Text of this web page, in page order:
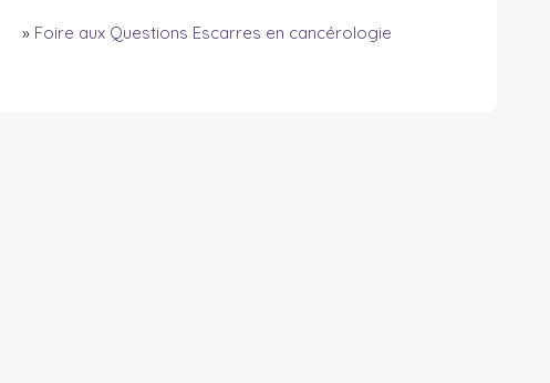
» Foire aux Questions Escarres en cancérologie